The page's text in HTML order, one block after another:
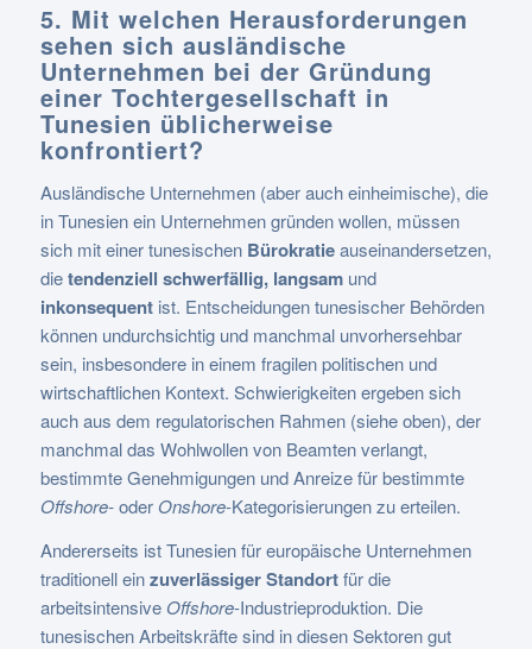
5. Mit welchen Herausforderungen
sehen sich ausländische
Unternehmen bei der Gründung
einer Tochtergesellschaft in
Tunesien üblicherweise
konfrontiert?
Ausländische Unternehmen (aber auch einheimische), die
in Tunesien ein Unternehmen gründen wollen, müssen
sich mit einer tunesischen Bürokratieauseinandersetzen,
dietendenziell schwerfällig, langsam und
inkonsequentist. Entscheidungen tunesischer Behörden
können undurchsichtig und manchmal unvorhersehbar
sein, insbesondere in einem fragilen politischen und
wirtschaftlichen Kontext. Schwierigkeiten ergeben sich
auch aus dem regulatorischen Rahmen (siehe oben), der
manchmal das Wohlwollen von Beamten verlangt,
bestimmte Genehmigungen und Anreize für bestimmte
Offshore-oder Onshore-Kategorisierungen zu erteilen.
Andererseits ist Tunesien für europäische Unternehmen
traditionell einzuverlässiger Standortfür die
arbeitsintensive Offshore-Industrieproduktion. Die
tunesischen Arbeitskräfte sind in diesen Sektoren gut